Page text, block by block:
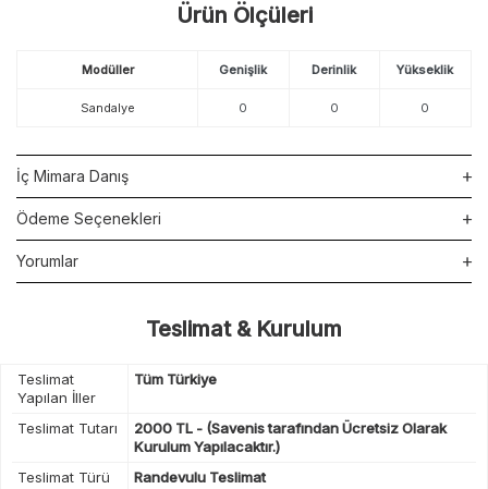
Ürün Ölçüleri
Modüller Genişlik Derinlik Yükseklik
Sandalye 0 0 0
İç Mimara Danış
Ödeme Seçenekleri
Yorumlar
Teslimat & Kurulum
Teslimat
Yapılan İller
Tüm Türkiye
Teslimat Tutarı
2000 TL - (Savenis tarafından Ücretsiz Olarak
Kurulum Yapılacaktır.)
Teslimat Türü
Randevulu Teslimat